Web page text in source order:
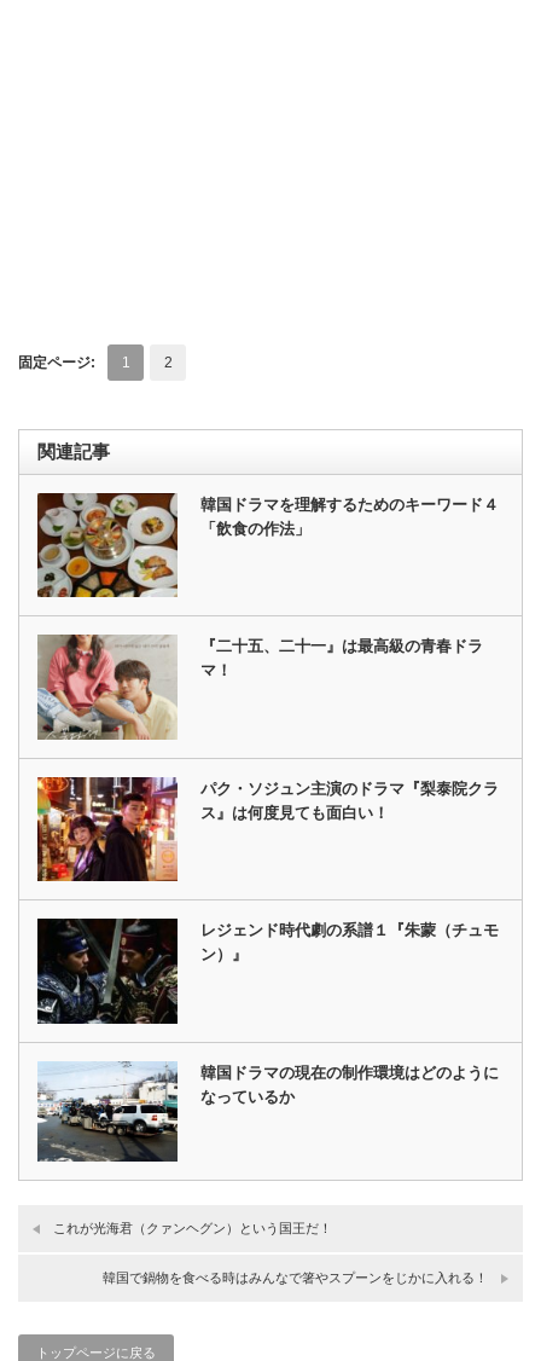
固定ページ: 1 2
関連記事
韓国ドラマを理解するためのキーワード４
「飲食の作法」
『二十五、二十一』は最高級の青春ドラ
マ！
パク・ソジュン主演のドラマ『梨泰院クラ
ス』は何度見ても面白い！
レジェンド時代劇の系譜１『朱蒙（チュモ
ン）』
韓国ドラマの現在の制作環境はどのように
なっているか
これが光海君（クァンヘグン）という国王だ！
韓国で鍋物を食べる時はみんなで箸やスプーンをじかに入れる！
トップページに戻る